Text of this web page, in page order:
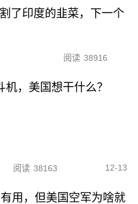
了印度的韭菜，下一个
阅读 38916
，美国想干什么？
阅读 38163 12-13
用，但美国空军为啥就